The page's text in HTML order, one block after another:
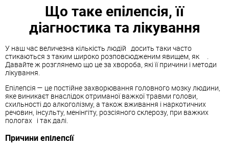
Що таке епілепсія, її
діагностика та лікування
У наш час величезна кількість людїй досить таки часто
стикаються з таким широко розповсюдженим явищем, як
.
Давайте ж розглянемо що це за хвороба, які її причини і методи
лікування.
Епілепсія — це постійне захворювання головного мозку людини,
яке виникаєт внаслідок отриманої важкої травми голови,
схильності до алкоголізму, а також вживання і наркотичних
речовин, інсульту, менінгіту, розсіяного склерозу, при важких
пологах і так далі.
Причини епілепсії